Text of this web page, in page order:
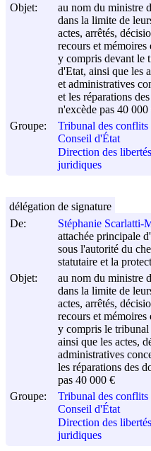
Objet:
au nom du ministre
dans la limite de
actes, arrêtés,
recours et
y compris devant le
d'Etat, ainsi que les
et administratives
et les réparations
n'excède pas 40 000
Groupe:
Tribunal des conflits
Conseil d'État
Direction des
juridiques
De:
Stéphanie Scarlatti-
attachée principale
sous l'autorité du
statutaire et la
Objet:
au nom du ministre
dans la limite de
actes, arrêtés,
recours et
y compris le
ainsi que les actes,
administratives
les réparations des
pas 40 000 €
Groupe:
Tribunal des conflits
Conseil d'État
Direction des
juridiques
délégation de signature